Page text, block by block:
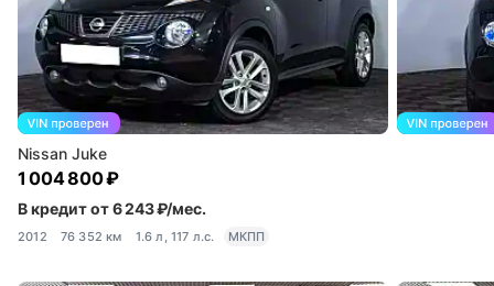
Nissan Juke
1 004 800 ₽
В кредит от 6 243 ₽/мес.
2012 76 352 км 1.6 л, 117 л.с. МКПП